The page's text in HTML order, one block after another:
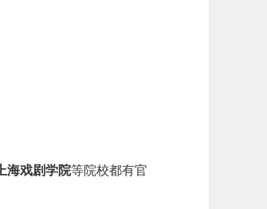
上海戏剧学院等院校都有官